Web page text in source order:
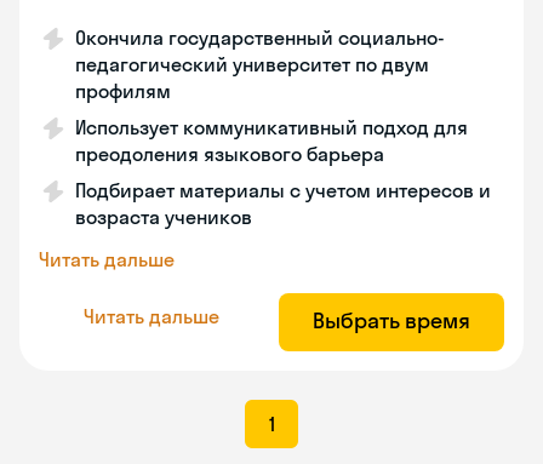
Окончила государственный социально-
педагогический университет по двум
профилям
Использует коммуникативный подход для
преодоления языкового барьера
Подбирает материалы с учетом интересов и
возраста учеников
Читать дальше
Читать дальше Выбрать время
1